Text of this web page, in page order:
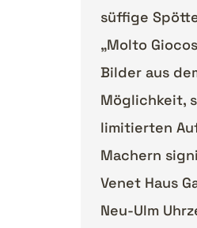
süffige
„Molto
Bilder aus
Möglichkeit,
limitierten
Machern
Venet Haus
Neu-Ulm